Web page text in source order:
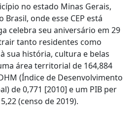
no estado Minas Gerais,
Brasil, onde esse CEP está
celebra seu aniversário em 29
tanto residentes como
sua história, cultura e belas
área territorial de 164,884
(Índice de Desenvolvimento
de 0,771 [2010] e um PIB per
(censo de 2019).